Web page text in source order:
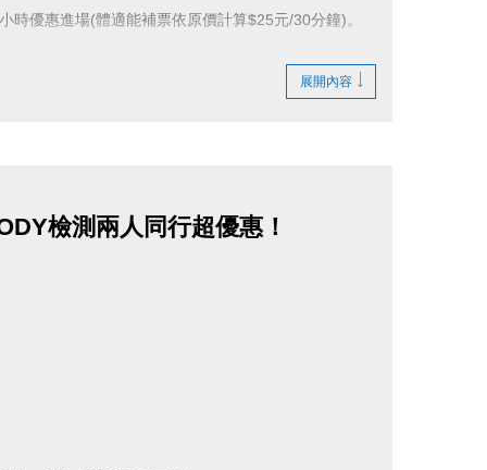
優惠進場(體適能補票依原價計算$25元/30分鐘)。
展開內容
檢測兩人同行超優惠！